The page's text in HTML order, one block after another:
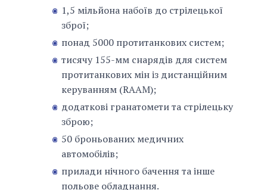
1,5 мільйона набоїв до стрілецької
зброї;
понад 5000 протитанкових систем;
тисячу 155-мм снарядів для систем
протитанкових мін із дистанційним
керуванням (RAAM);
додаткові гранатомети та стрілецьку
зброю;
50 броньованих медичних
автомобілів;
прилади нічного бачення та інше
польове обладнання.